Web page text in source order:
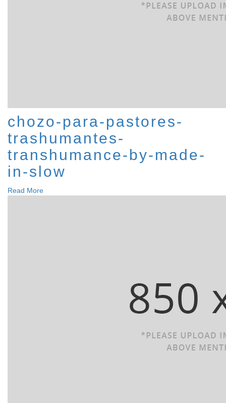
chozo-para-pastores-
trashumantes-
transhumance-by-made-
in-slow
Read More